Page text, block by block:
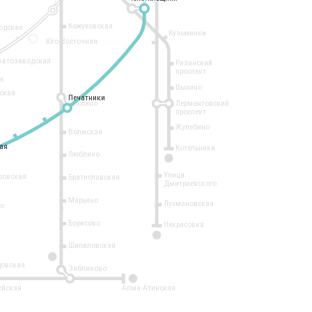
2
14
Кузьминки
Рязанский
проспект
Выхино
Лермонтовский
проспект
Жулебино
Котельники
Кожуховская
Печатники
Волжская
Люблино
Братиславская
Марьино
Борисово
Шипиловская
Зябликово
Алма-Атинская
Улица
Дмитриевского
Лухмановская
Некрасовка
Косино
Юго-Восточная
Печатники